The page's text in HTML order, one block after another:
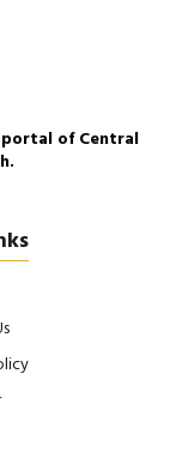
of Central